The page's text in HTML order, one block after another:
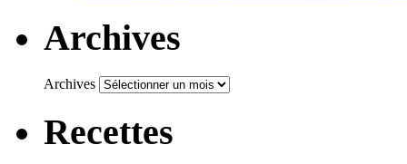
Archives
Archives
Recettes